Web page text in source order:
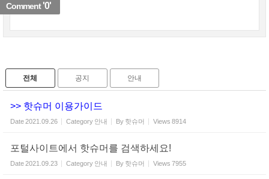
Comment'0'
전체 공지 안내
>> 핫슈머 이용가이드
Date2021.09.26 Category 안내 By 핫슈머 Views 8914
포털사이트에서 핫슈머를 검색하세요!
Date2021.09.23 Category 안내 By 핫슈머 Views 7955